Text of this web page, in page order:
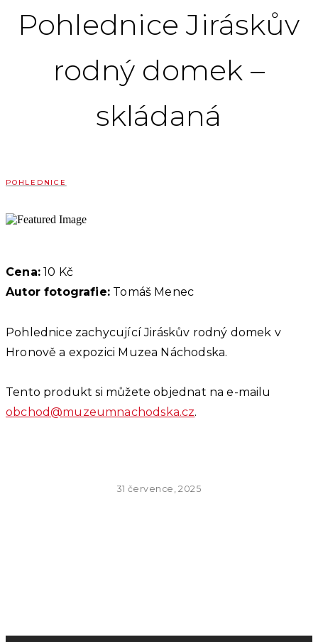
Pohlednice Jiráskův
rodný domek –
skládaná
POHLEDNICE
Cena:10 Kč
Autor fotografie: Tomáš Menec
Pohlednice zachycující Jiráskův rodný domek v
Hronově a expozici Muzea Náchodska.
Tento produkt si můžete objednat na e-mailu
obchod@muzeumnachodska.cz.
31 července, 2025